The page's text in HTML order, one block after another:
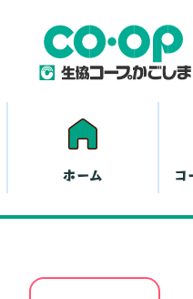
ホーム
コ